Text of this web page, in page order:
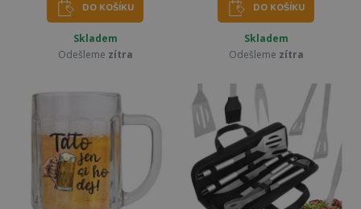
DO KOŠÍKU
Skladem
Odešleme zítra
DO KOŠÍKU
Skladem
Odešleme zítra